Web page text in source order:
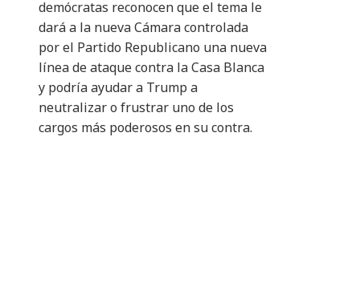
demócratas reconocen que el tema le
dará a la nueva Cámara controlada
por el Partido Republicano una nueva
línea de ataque contra la Casa Blanca
y podría ayudar a Trump a
neutralizar o frustrar uno de los
cargos más poderosos en su contra.